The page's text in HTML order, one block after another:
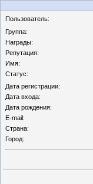
Пользователь:
Группа:
Награды:
Репутация:
Имя:
Статус:
Дата регистрации:
Дата входа:
Дата рождения:
E-mail:
Страна:
Город: